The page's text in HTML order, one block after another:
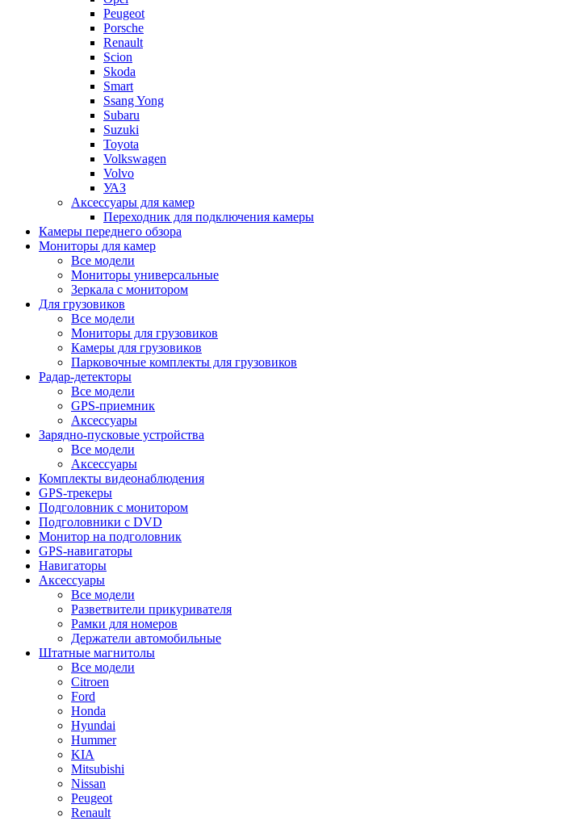
Peugeot
Porsche
Renault
Scion
Skoda
Smart
Ssang Yong
Subaru
Suzuki
Toyota
Volkswagen
Volvo
УАЗ
Аксессуары для камер
Переходник для подключения камеры
Камеры переднего обзора
Мониторы для камер
Все модели
Мониторы универсальные
Зеркала с монитором
Для грузовиков
Все модели
Мониторы для грузовиков
Камеры для грузовиков
Парковочные комплекты для грузовиков
Радар-детекторы
Все модели
GPS-приемник
Аксессуары
Зарядно-пусковые устройства
Все модели
Аксессуары
Комплекты видеонаблюдения
GPS-трекеры
Подголовник с монитором
Подголовники с DVD
Монитор на подголовник
GPS-навигаторы
Навигаторы
Аксессуары
Все модели
Разветвители прикуривателя
Рамки для номеров
Держатели автомобильные
Штатные магнитолы
Все модели
Citroen
Ford
Honda
Hyundai
Hummer
KIA
Mitsubishi
Nissan
Peugeot
Renault